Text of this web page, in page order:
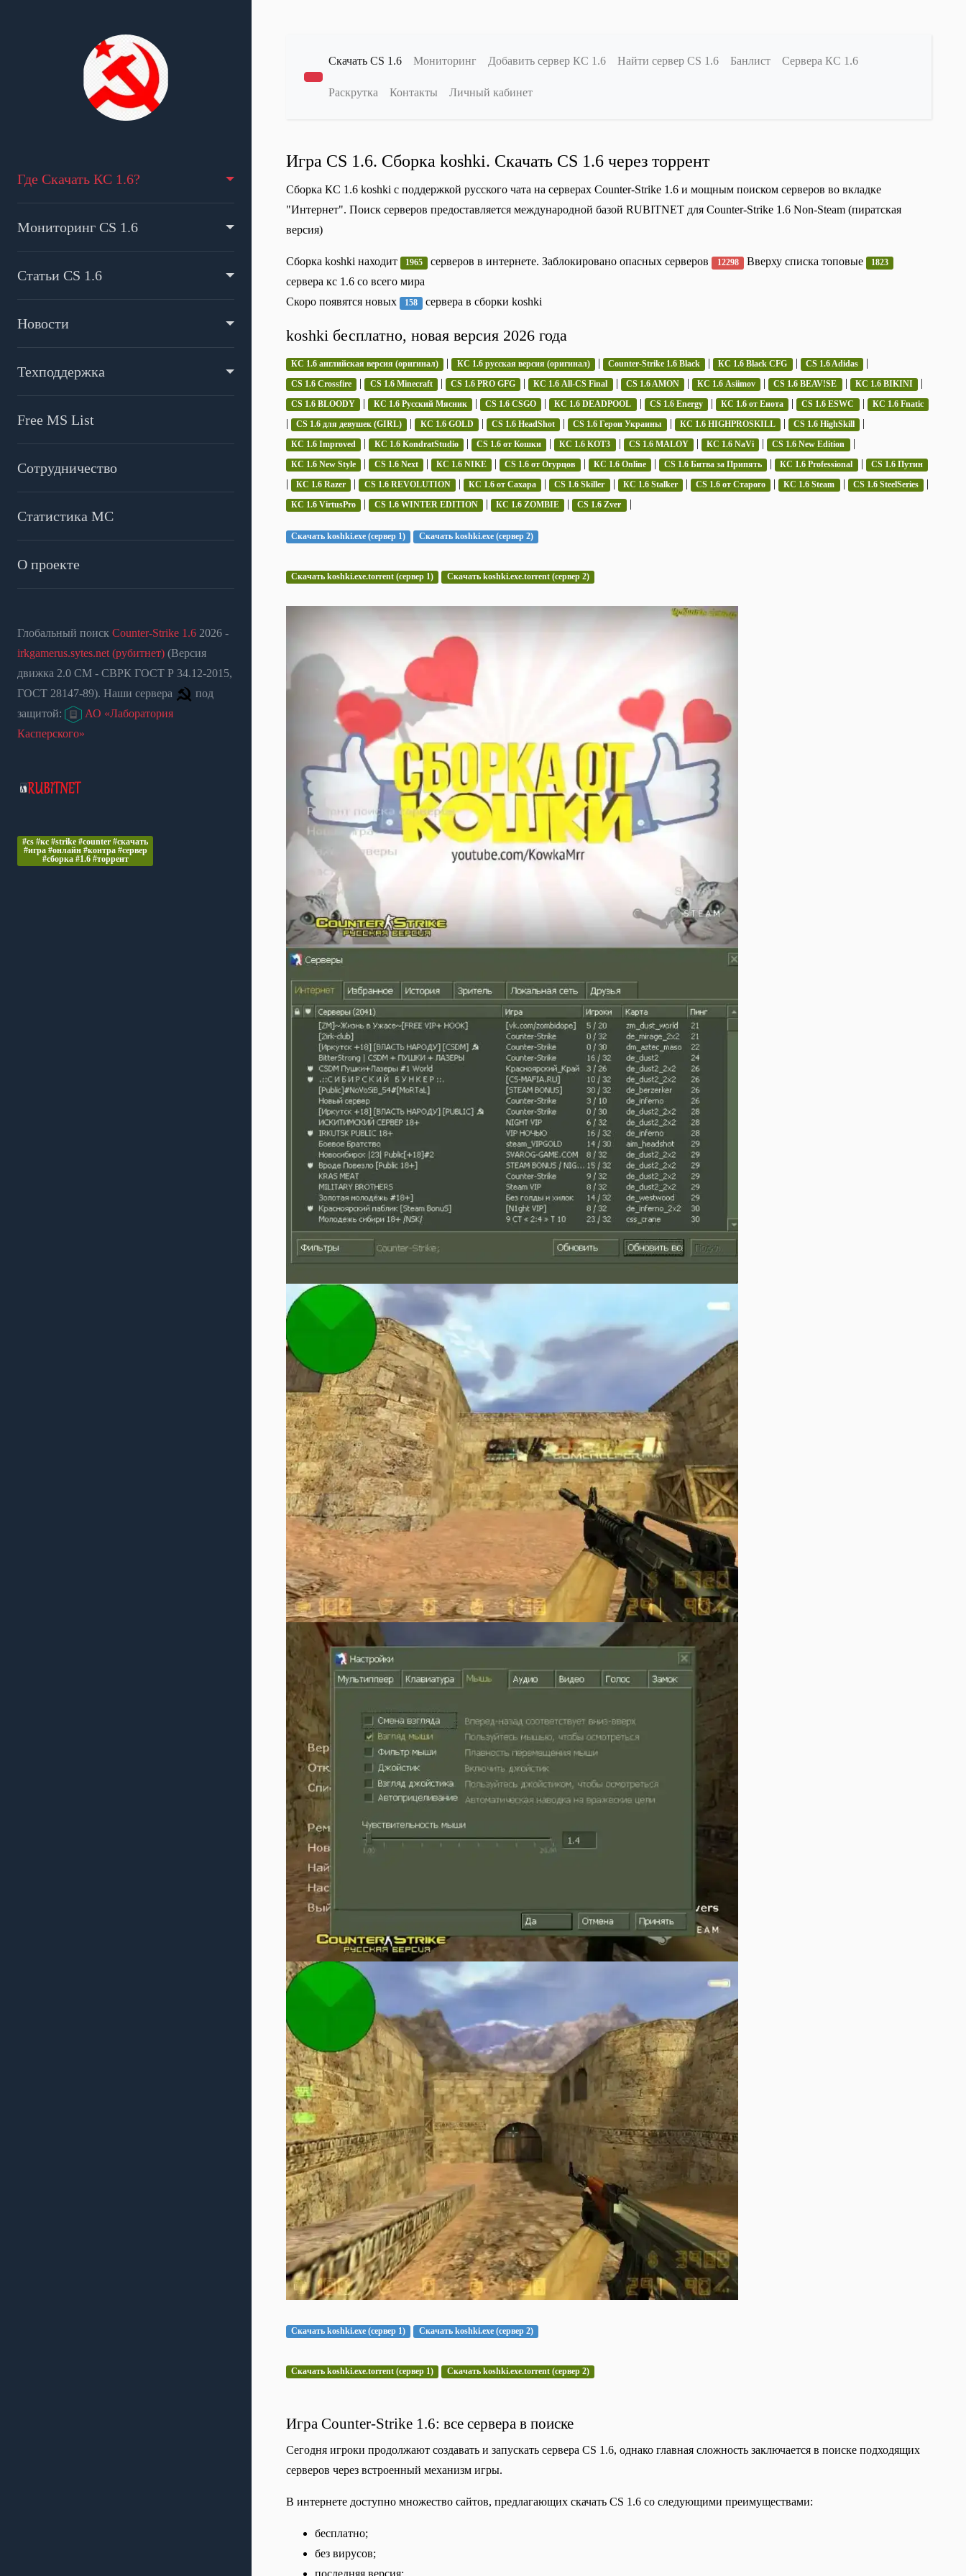
Где Скачать КС 1.6?
Мониторинг CS 1.6
Статьи CS 1.6
Новости
Техподдержка
Free MS List
Сотрудничество
Статистика МС
О проекте
Глобальный поиск Counter-Strike 1.6 2026 -
irkgamerus.sytes.net (рубитнет) (Версия
движка 2.0 СМ - СВРК ГОСТ Р 34.12-2015,
ГОСТ 28147-89). Наши сервера
под
защитой:
АО «Лаборатория
Касперского»
#cs #кс #strike #counter #скачать
#игра #онлайн #контра #сервер
#сборка #1.6 #торрент
Переключение меню
Скачать CS 1.6 Мониторинг Добавить сервер КС 1.6 Найти сервер CS 1.6 Банлист Сервера КС 1.6
Раскрутка Контакты Личный кабинет
Игра CS 1.6. Сборка koshki. Скачать CS 1.6 через торрент
Сборка КС 1.6 koshki с поддержкой русского чата на серверах Counter-Strike 1.6 и мощным поиском серверов во вкладке
"Интернет". Поиск серверов предоставляется международной базой RUBITNET для Counter-Strike 1.6 Non-Steam (пиратская
версия)
Сборка koshki находит 1965 серверов в интернете. Заблокировано опасных серверов 12298 Вверху списка топовые 1823
сервера кс 1.6 со всего мира
Скоро появятся новых
158 сервера в сборки koshki
koshki бесплатно, новая версия 2026 года
КС 1.6 английская версия (оригинал) | КС 1.6 русская версия (оригинал) | Counter-Strike 1.6 Black | КС 1.6 Black CFG | CS 1.6 Adidas |
CS 1.6 Crossfire | CS 1.6 Minecraft | CS 1.6 PRO GFG | КС 1.6 All-CS Final | CS 1.6 AMON | КС 1.6 Asiimov | CS 1.6 BEAV!SE | КС 1.6 BIKINI |
CS 1.6 BLOODY | КС 1.6 Русский Мясник | CS 1.6 CSGO | КС 1.6 DEADPOOL | CS 1.6 Energy | КС 1.6 от Енота | CS 1.6 ESWC | КС 1.6 Fnatic
| CS 1.6 для девушек (GIRL) | КС 1.6 GOLD | CS 1.6 HeadShot | CS 1.6 Герои Украины | КС 1.6 HIGHPROSKILL | CS 1.6 HighSkill |
КС 1.6 Improved | КС 1.6 KondratStudio | CS 1.6 от Кошки | КС 1.6 KOT3 | CS 1.6 MALOY | КС 1.6 NaVi | CS 1.6 New Edition |
КС 1.6 New Style | CS 1.6 Next | КС 1.6 NIKE | CS 1.6 от Огурцов | КС 1.6 Online | CS 1.6 Битва за Припять | КС 1.6 Professional | CS 1.6 Путин
| КС 1.6 Razer | CS 1.6 REVOLUTION | КС 1.6 от Сахара | CS 1.6 Skiller | КС 1.6 Stalker | CS 1.6 от Старого | КС 1.6 Steam | CS 1.6 SteelSeries |
КС 1.6 VirtusPro | CS 1.6 WINTER EDITION | КС 1.6 ZOMBIE | CS 1.6 Zver |
Скачать koshki.exe (сервер 1) Скачать koshki.exe (сервер 2)
Скачать koshki.exe.torrent (сервер 1) Скачать koshki.exe.torrent (сервер 2)
Скачать koshki.exe (сервер 1) Скачать koshki.exe (сервер 2)
Скачать koshki.exe.torrent (сервер 1) Скачать koshki.exe.torrent (сервер 2)
Игра Counter-Strike 1.6: все сервера в поиске
Сегодня игроки продолжают создавать и запускать сервера CS 1.6, однако главная сложность заключается в поиске подходящих
серверов через встроенный механизм игры.
В интернете доступно множество сайтов, предлагающих скачать CS 1.6 со следующими преимуществами:
бесплатно;
без вирусов;